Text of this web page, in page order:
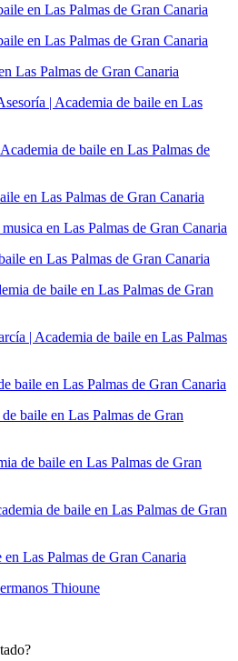
en Las Palmas de Gran Canaria
en Las Palmas de Gran Canaria
Las Palmas de Gran Canaria
| Academia de baile en Las
de baile en Las Palmas de
en Las Palmas de Gran Canaria
en Las Palmas de Gran Canaria
en Las Palmas de Gran Canaria
de baile en Las Palmas de Gran
| Academia de baile en Las Palmas
baile en Las Palmas de Gran Canaria
baile en Las Palmas de Gran
de baile en Las Palmas de Gran
de baile en Las Palmas de Gran
Las Palmas de Gran Canaria
Thioune